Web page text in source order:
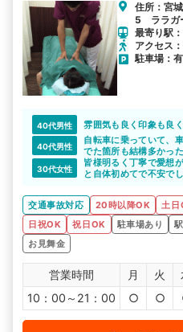
住所：宮
5 ララガ
最寄り駅
アクセス
駐車場：有
40代男性 雰囲気も良く印象も良
40代男性
自転車に乗っていて、
でた箇所も結構多かっ
てもらえて本当に良か
ありがとうございまし
通事故病院の相談員の
30代女性
皆様明るく丁寧で愛想
と自体初めてで不安で
交通事故対応 20時以降OK 土日
日祝OK
祝日OK 駐車場あり
お見舞金
営業時間 月 火
10：00～21：00
○ ○